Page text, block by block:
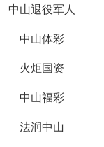
中山退役军人
中山体彩
火炬国资
中山福彩
法润中山